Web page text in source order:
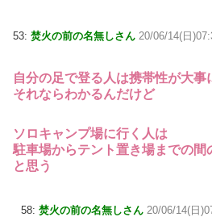
53: 焚火の前の名無しさん 20/06/14(日
自分の足で登る人は携帯性が大事
それならわかるんだけど
ソロキャンプ場に行く人は
駐車場からテント置き場までの間
と思う
58: 焚火の前の名無しさん 20/06/14(日